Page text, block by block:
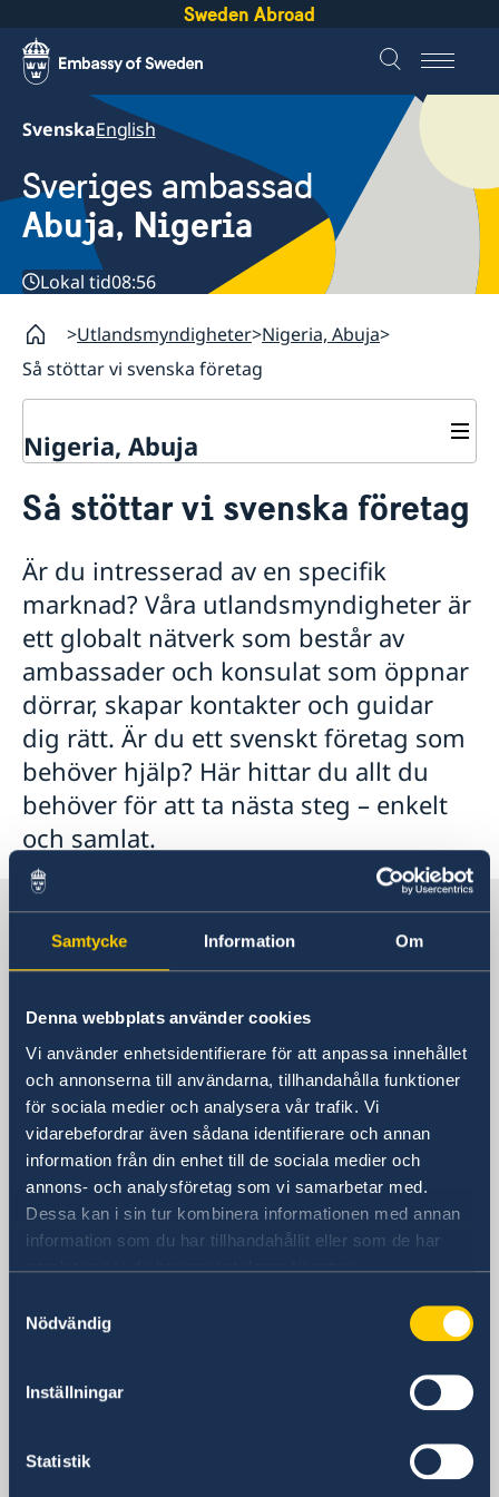
Samtycke Information Om
Denna webbplats använder cookies
Vi använder enhetsidentifierare för att anpassa innehållet
och annonserna till användarna, tillhandahålla funktioner
för sociala medier och analysera vår trafik. Vi
vidarebefordrar även sådana identifierare och annan
information från din enhet till de sociala medier och
annons- och analysföretag som vi samarbetar med.
Dessa kan i sin tur kombinera informationen med annan
information som du har tillhandahållit eller som de har
samlat in när du har använt deras tjänster.
Nödvändig
Inställningar
Statistik
Sweden Abroad
SvenskaEnglish
Sveriges ambassad
Abuja, Nigeria
Lokal tid08:56
Utlandsmyndigheter Nigeria, Abuja
Så stöttar vi svenska företag
Nigeria, Abuja
Om oss
GDPR
Ambassadens arkivbeskrivning
Vi är en resurs för svenska företag
Team Sweden
Så kan du få stöd
Svenska företag i Nigeria, Ghana och Kamerun
Anmäl handelshinder
Aktuellt
Avgifter
Så stöttar vi svenska företag
Är du intresserad av en specifik
marknad? Våra utlandsmyndigheter är
ett globalt nätverk som består av
ambassader och konsulat som öppnar
dörrar, skapar kontakter och guidar
dig rätt. Är du ett svenskt företag som
behöver hjälp? Här hittar du allt du
behöver för att ta nästa steg – enkelt
och samlat.
Sverige i Nigeria, Abuja
41, T. Y. Danjuma Street (Plot 1520)
Asokoro District
Abuja
Postadress
Embassy of Sweden
P.M.B. 569
Telefonnummer
Migrationsärenden
E-postadress